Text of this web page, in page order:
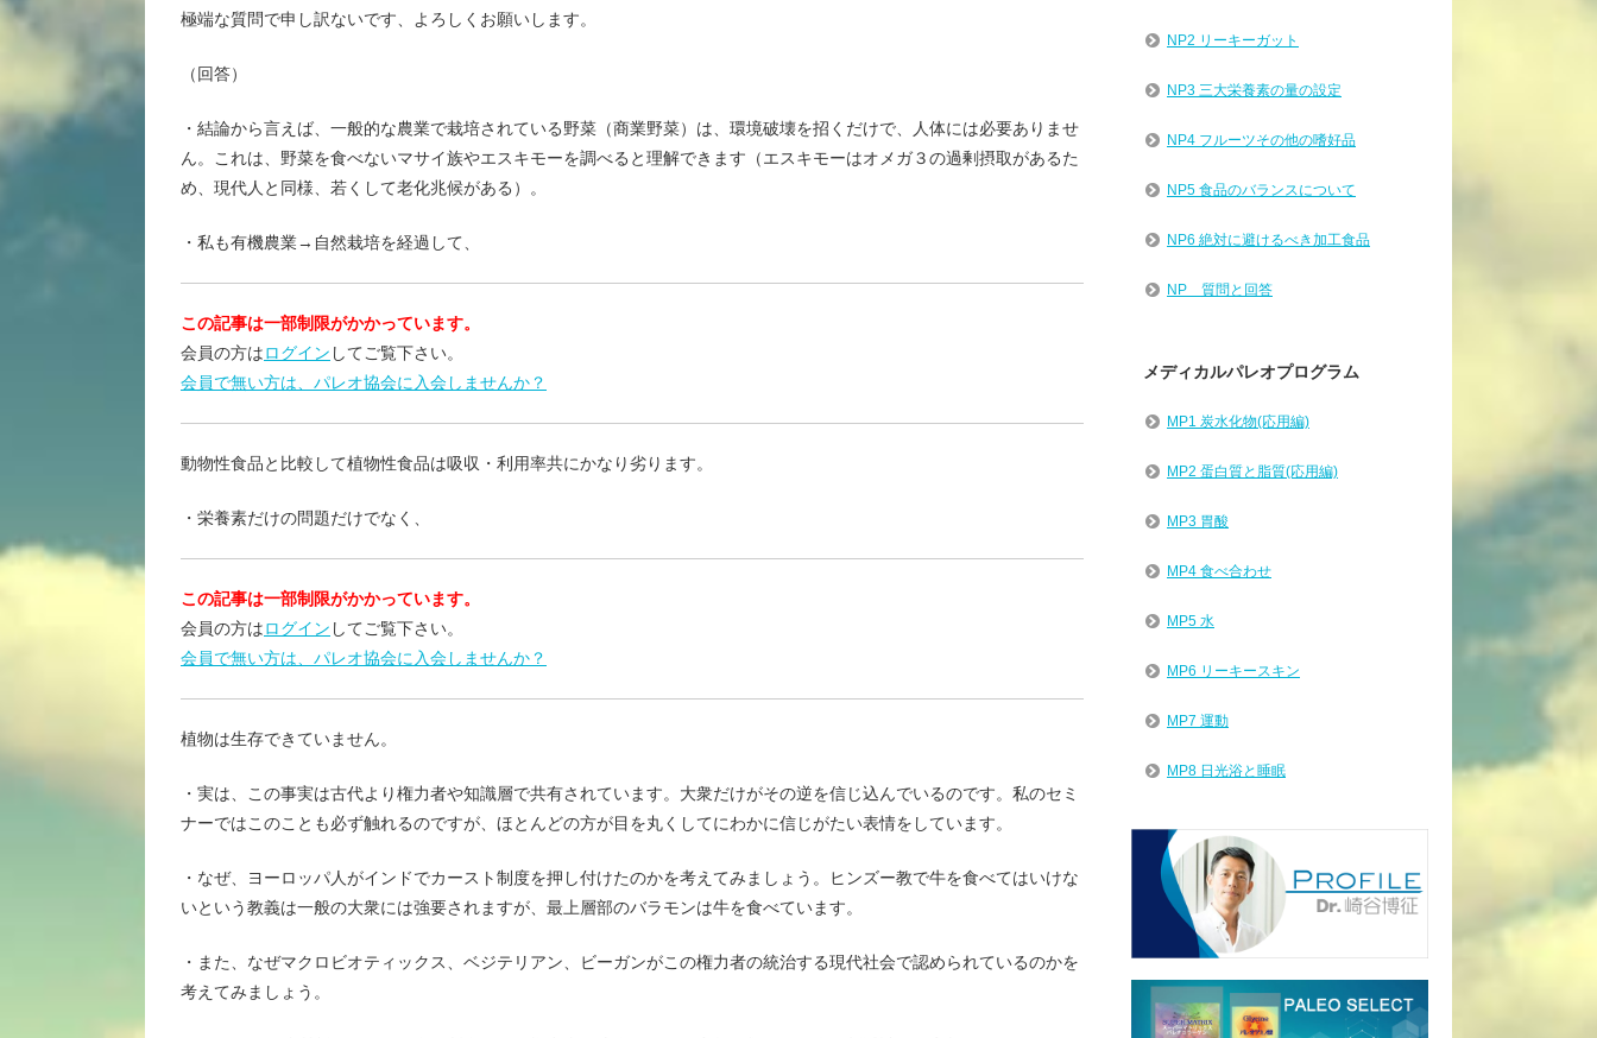
極端な質問で申し訳ないです、よろしくお願いします。
（回答）
・結論から言えば、一般的な農業で栽培されている野菜（商業野菜）は、環境破壊を招くだけで、人体には必要ありませ
ん。これは、野菜を食べないマサイ族やエスキモーを調べると理解できます（エスキモーはオメガ３の過剰摂取があるた
め、現代人と同様、若くして老化兆候がある）。
・私も有機農業→自然栽培を経過して、
この記事は一部制限がかかっています。
会員の方はログイン してご覧下さい。
会員で無い方は、パレオ協会に入会しませんか？
動物性食品と比較して植物性食品は吸収・利用率共にかなり劣ります。
・栄養素だけの問題だけでなく、
この記事は一部制限がかかっています。
会員の方はログイン してご覧下さい。
会員で無い方は、パレオ協会に入会しませんか？
植物は生存できていません。
・実は、この事実は古代より権力者や知識層で共有されています。大衆だけがその逆を信じ込んでいるのです。私のセミ
ナーではこのことも必ず触れるのですが、ほとんどの方が目を丸くしてにわかに信じがたい表情をしています。
・なぜ、ヨーロッパ人がインドでカースト制度を押し付けたのかを考えてみましょう。ヒンズー教で牛を食べてはいけな
いという教義は一般の大衆には強要されますが、最上層部のバラモンは牛を食べています。
・また、なぜマクロビオティックス、ベジテリアン、ビーガンがこの権力者の統治する現代社会で認められているのかを
考えてみましょう。
NP2 リーキーガット
NP3 三大栄養素の量の設定
NP4 フルーツその他の嗜好品
NP5 食品のバランスについて
NP6 絶対に避けるべき加工食品
NP 質問と回答
メディカルパレオプログラム
MP1 炭水化物(応用編)
MP2 蛋白質と脂質(応用編)
MP3 胃酸
MP4 食べ合わせ
MP5 水
MP6 リーキースキン
MP7 運動
MP8 日光浴と睡眠